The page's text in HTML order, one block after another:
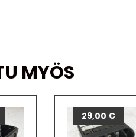
MYÖS
29,00 €